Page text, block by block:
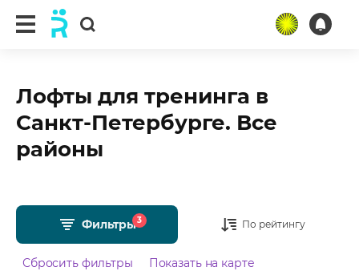
Лофты для тренинга в
Санкт-Петербурге. Все
районы
Фильтры3 По рейтингу
Сбросить фильтры Показать на карте